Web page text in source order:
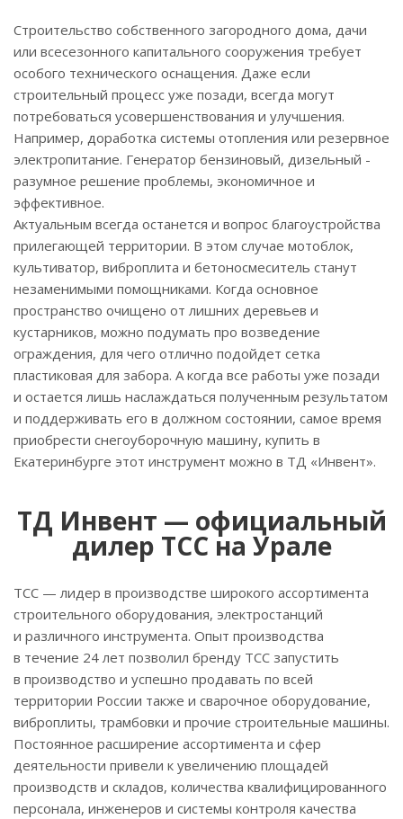
Строительство собственного загородного дома, дачи
или всесезонного капитального сооружения требует
особого технического оснащения. Даже если
строительный процесс уже позади, всегда могут
потребоваться усовершенствования и улучшения.
Например, доработка системы отопления или резервное
электропитание. Генератор бензиновый, дизельный -
разумное решение проблемы, экономичное и
эффективное.
Актуальным всегда останется и вопрос благоустройства
прилегающей территории. В этом случае мотоблок,
культиватор, виброплита и бетоносмеситель станут
незаменимыми помощниками. Когда основное
пространство очищено от лишних деревьев и
кустарников, можно подумать про возведение
ограждения, для чего отлично подойдет сетка
пластиковая для забора. А когда все работы уже позади
и остается лишь наслаждаться полученным результатом
и поддерживать его в должном состоянии, самое время
приобрести снегоуборочную машину, купить в
Екатеринбурге этот инструмент можно в ТД «Инвент».
ТД Инвент — официальный
дилер ТСС на Урале
ТСС — лидер в производстве широкого ассортимента
строительного оборудования, электростанций
и различного инструмента. Опыт производства
в течение 24 лет позволил бренду ТСС запустить
в производство и успешно продавать по всей
территории России также и сварочное оборудование,
виброплиты, трамбовки и прочие строительные машины.
Постоянное расширение ассортимента и сфер
деятельности привели к увеличению площадей
производств и складов, количества квалифицированного
персонала, инженеров и системы контроля качества